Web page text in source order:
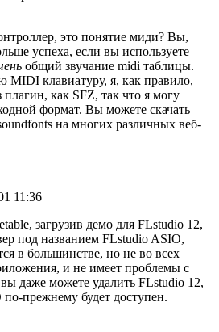
это понятие миди? Вы,
успеха, если вы используете
общий звучание midi таблицы.
MIDI клавиатуру, я, как правило,
плагин, как SFZ, так что я могу
формат. Вы можете скачать
на многих различных веб-
11:36
загрузив демо для FLstudio 12,
под названием FLstudio ASIO,
в большинстве, но не во всех
и не имеет проблемы с
даже можете удалить FLstudio 12,
прежнему будет доступен.